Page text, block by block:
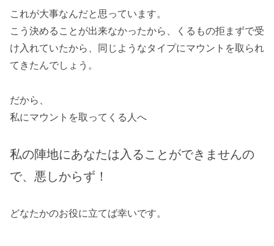
これが大事なんだと思っています。
こう決めることが出来なかったから、くるもの拒まずで受
け入れていたから、同じようなタイプにマウントを取られ
てきたんでしょう。
だから、
私にマウントを取ってくる人へ
私の陣地にあなたは入ることができませんの
で、 悪しからず！
どなたかのお役に立てば幸いです。